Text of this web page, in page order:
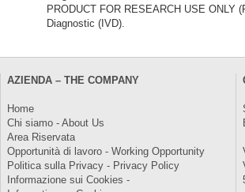
PRODUCT FOR RESEARCH USE ONLY
Diagnostic (IVD).
AZIENDA – THE COMPANY
Home
Chi siamo - About Us
Area Riservata
Opportunità di lavoro - Working Opportunity
Politica sulla Privacy - Privacy Policy
Informazione sui Cookies -